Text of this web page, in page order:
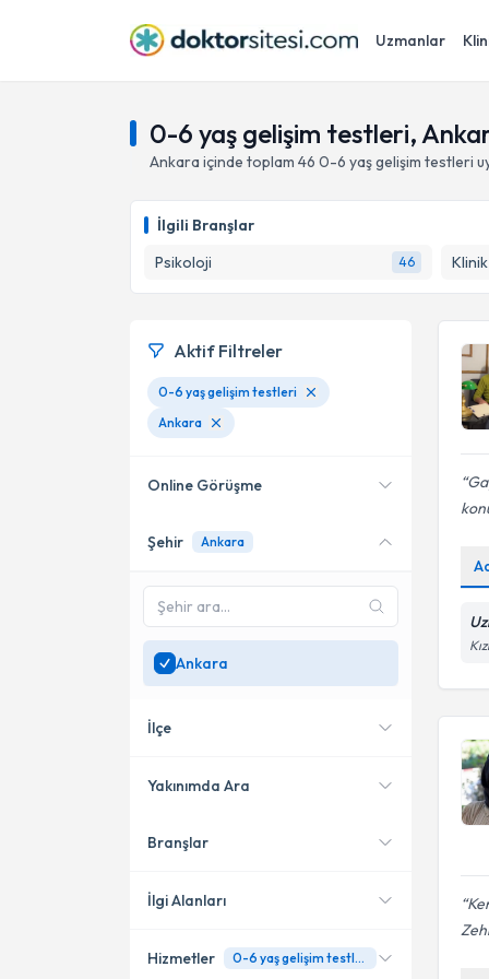
Uzmanlar
0-6 yaş gelişim testleri,
Ankara içinde toplam 46 0-6 yaş gelişim testleri
İlgili Branşlar
Psikoloji
46
Aktif Filtreler
0-6 yaş gelişim testleri
Ankara
Online Görüşme
Online danışmanlık sunan
SadeceAnkara
uzman ara
Şehir Ankara
Ankara
İlçe
Çankaya
Etimesgut
Yakınımda Ara
Konumuma yakın uzmanları
Branşlar
Psikoloji
İlgi Alanları
Hizmetler 0-6 yaş gelişim testleri